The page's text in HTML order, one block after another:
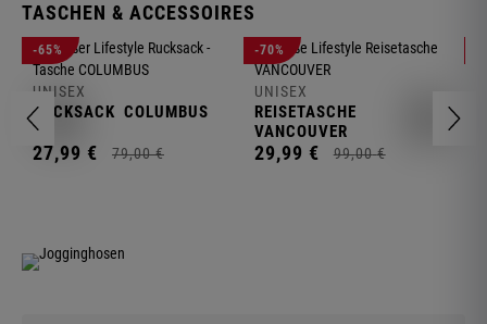
TASCHEN & ACCESSOIRES
-65%
UNISEX
RUCKSACK COLUMBUS
27,99 € 79,00 €
-70%
UNISEX
REISETASCHE
VANCOUVER
29,99 € 99,00 €